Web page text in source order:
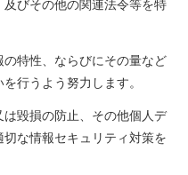
及びその他の関連法令等を特
特性、ならびにその量など
行うよう努力します。
毀損の防止、その他個人デ
な情報セキュリティ対策を